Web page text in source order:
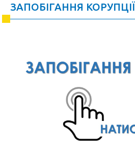
ЗАПОБІГАННЯ КОРУПЦІЇ